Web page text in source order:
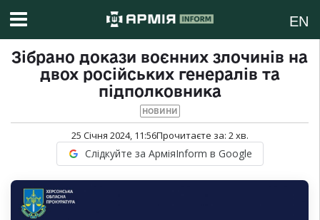
EN
Зібрано докази воєнних злочинів на
двох російських генералів та
підполковника
НОВИНИ
25 Січня 2024, 11:56Прочитаєте за: 2хв.
Слідкуйте за АрміяInform в Google